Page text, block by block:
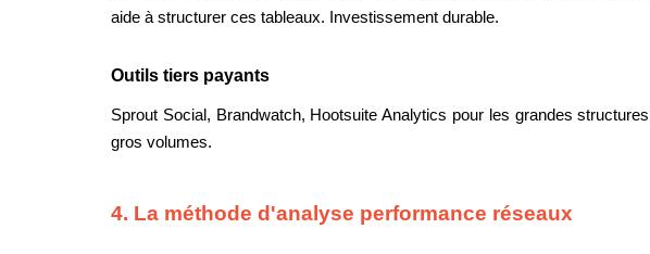
aide à structurer ces tableaux. Investissement durable.
Outils tiers payants
Sprout Social, Brandwatch, Hootsuite Analytics pour les grandes
gros volumes.
4. La méthode d'analyse performance réseaux